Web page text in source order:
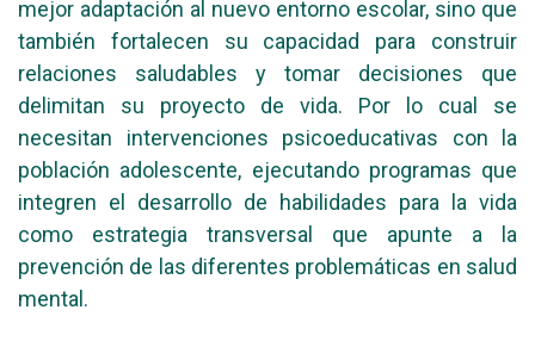
mejor adaptación al nuevo entorno escolar, sino que
también fortalecen su capacidad para construir
relaciones saludables y tomar decisiones que
delimitan su proyecto de vida. Por lo cual se
necesitan intervenciones psicoeducativas con la
población adolescente, ejecutando programas que
integren el desarrollo de habilidades para la vida
como estrategia transversal que apunte a la
prevención de las diferentes problemáticas en salud
mental.